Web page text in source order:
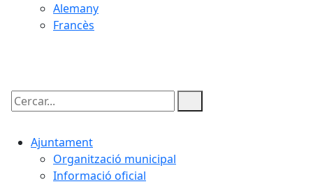
Alemany
Francès
Cercar:
Ajuntament
Organització municipal
Informació oficial